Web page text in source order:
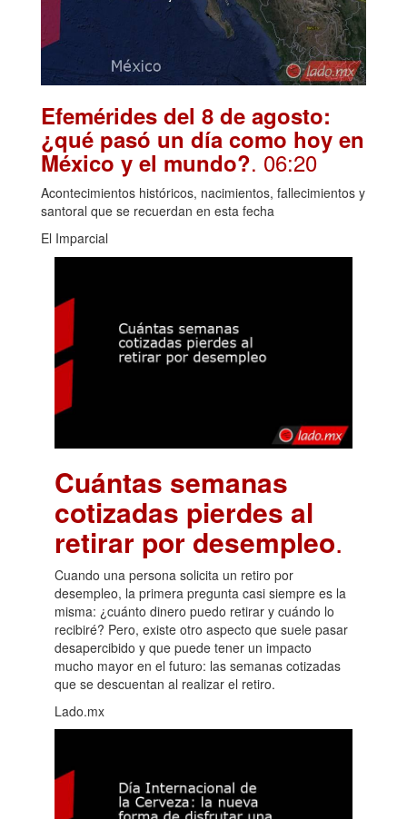
Efemérides del 8 de agosto:
¿qué pasó un día como hoy en
México y el mundo?. 06:20
Acontecimientos históricos, nacimientos, fallecimientos y
santoral que se recuerdan en esta fecha
El Imparcial
Cuántas semanas
cotizadas pierdes al
retirar por desempleo.
Cuando una persona solicita un retiro por
desempleo, la primera pregunta casi siempre es la
misma: ¿cuánto dinero puedo retirar y cuándo lo
recibiré? Pero, existe otro aspecto que suele pasar
desapercibido y que puede tener un impacto
mucho mayor en el futuro: las semanas cotizadas
que se descuentan al realizar el retiro.
Lado.mx